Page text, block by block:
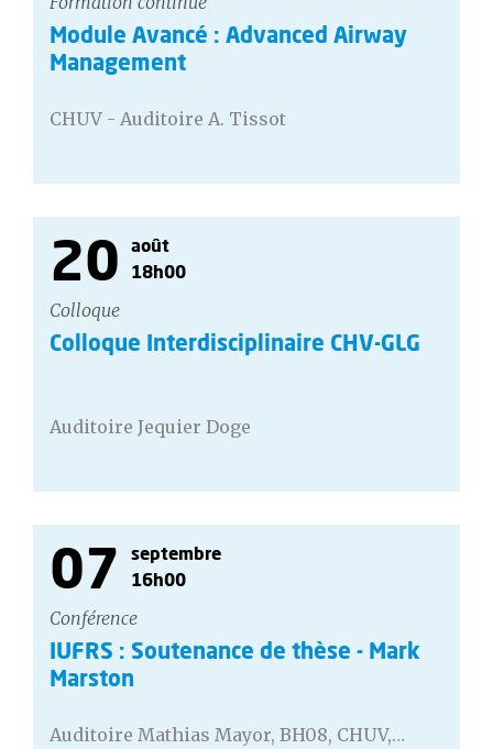
Module Avancé : Advanced Airway
Management
CHUV - Auditoire A. Tissot
20
août
18h00
Colloque
Colloque Interdisciplinaire CHV-GLG
Auditoire Jequier Doge
07
septembre
16h00
Conférence
IUFRS : Soutenance de thèse - Mark
Marston
Auditoire Mathias Mayor, BH08, CHUV,…